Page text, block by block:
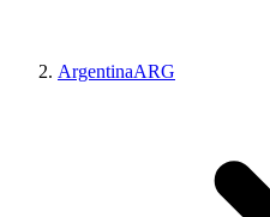
ArgentinaARG